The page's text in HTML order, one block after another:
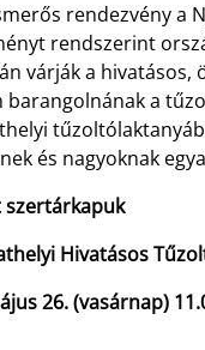
rendezvény
rendszerint
várják a
barangolnának a
és nagyoknak
szertárkapuk
Hivatásos
26. (vasárnap)